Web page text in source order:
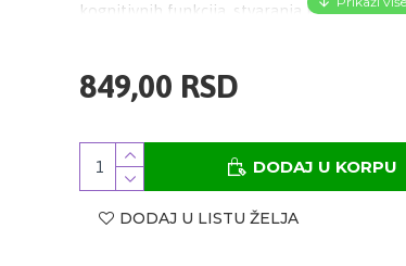
kognitivnih funkcija, stvaranja kolagena i
849,00 RSD
DODAJ U KORPU
DODAJ U LISTU ŽELJA